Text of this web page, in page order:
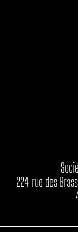
224 rue des